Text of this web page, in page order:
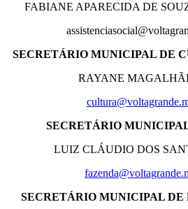
FABIANE APARECIDA DE
SECRETÁRIO MUNICIPAL DE
RAYANE
SECRETÁRIO
LUIZ CLÁUDIO DOS
SECRETÁRIO MUNICIPAL DE